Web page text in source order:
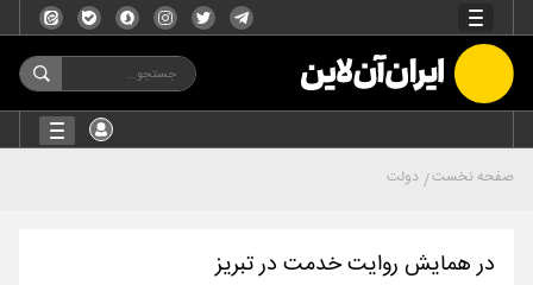
صفحه نخست دولت
در همایش روایت خدمت در تبریز